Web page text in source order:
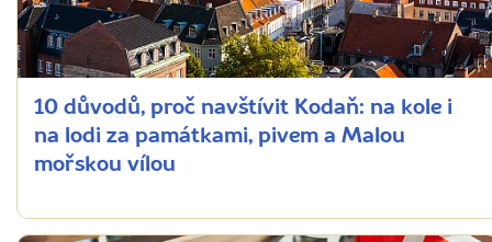
10 důvodů, proč navštívit Kodaň: na kole i
na lodi za památkami, pivem a Malou
mořskou vílou